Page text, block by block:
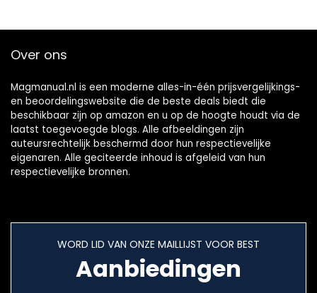
Over ons
Magmanual.nl is een moderne alles-in-één prijsvergelijkings-
en beoordelingswebsite die de beste deals biedt die
beschikbaar zijn op amazon en u op de hoogte houdt via de
laatst toegevoegde blogs. Alle afbeeldingen zijn
auteursrechtelijk beschermd door hun respectievelijke
eigenaren. Alle geciteerde inhoud is afgeleid van hun
respectievelijke bronnen.
WORD LID VAN ONZE MAILLIJST VOOR BEST
Aanbiedingen